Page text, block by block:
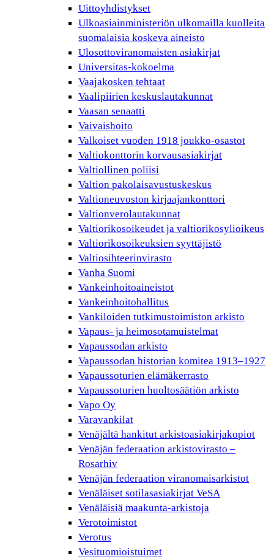
Uittoyhdistykset
Ulkoasiainministeriön ulkomailla kuolleita
suomalaisia koskeva aineisto
Ulosottoviranomaisten asiakirjat
Universitas-kokoelma
Vaajakosken tehtaat
Vaalipiirien keskuslautakunnat
Vaasan senaatti
Vaivaishoito
Valkoiset vuoden 1918 joukko-osastot
Valtiokonttorin korvausasiakirjat
Valtiollinen poliisi
Valtion pakolaisavustuskeskus
Valtioneuvoston kirjaajankonttori
Valtionverolautakunnat
Valtiorikosoikeudet ja valtiorikosylioikeus
Valtiorikosoikeuksien syyttäjistö
Valtiosihteerinvirasto
Vanha Suomi
Vankeinhoitoaineistot
Vankeinhoitohallitus
Vankiloiden tutkimustoimiston arkisto
Vapaus- ja heimosotamuistelmat
Vapaussodan arkisto
Vapaussodan historian komitea 1913–1927
Vapaussoturien elämäkerrasto
Vapaussoturien huoltosäätiön arkisto
Vapo Oy
Varavankilat
Venäjältä hankitut arkistoasiakirjakopiot
Venäjän federaation arkistovirasto –
Rosarhiv
Venäjän federaation viranomaisarkistot
Venäläiset sotilasasiakirjat VeSA
Venäläisiä maakunta-arkistoja
Verotoimistot
Verotus
Vesituomioistuimet